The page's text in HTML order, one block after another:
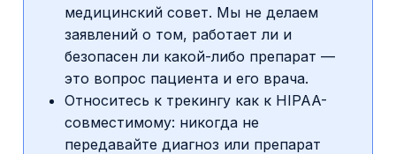
медицинский совет. Мы не делаем
заявлений о том, работает ли и
безопасен ли какой-либо препарат —
это вопрос пациента и его врача.
Относитесь к трекингу как к HIPAA-
совместимому: никогда не
передавайте диагноз или препарат